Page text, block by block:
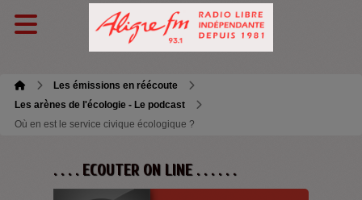
Les émissions en réécoute
Les arènes de l'écologie - Le podcast
Où en est le service civique écologique ?
. . . . ECOUTER ON LINE . . . . . .